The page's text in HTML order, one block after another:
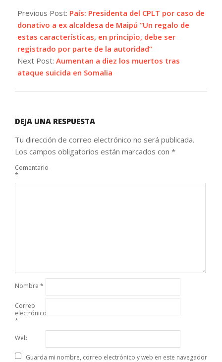
07-
03
Previous Post: País: Presidenta del CPLT por caso de
donativo a ex alcaldesa de Maipú “Un regalo de
estas características, en principio, debe ser
registrado por parte de la autoridad”
Next Post: Aumentan a diez los muertos tras
ataque suicida en Somalia
DEJA UNA RESPUESTA
Tu dirección de correo electrónico no será publicada.
Los campos obligatorios están marcados con *
Comentario
*
Nombre *
Correo
electrónico
*
Web
Guarda mi nombre, correo electrónico y web en este navegador